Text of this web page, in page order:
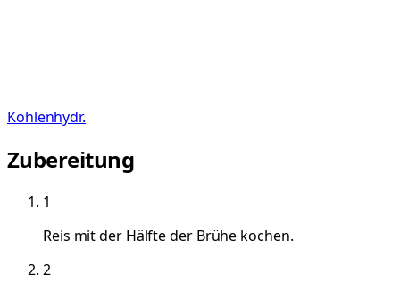
Kohlenhydr.
Zubereitung
1
Reis mit der Hälfte der Brühe kochen.
2